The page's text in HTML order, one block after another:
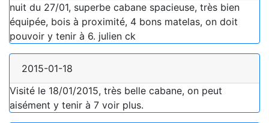
nuit du 27/01, superbe cabane spacieuse, très bien
équipée, bois à proximité, 4 bons matelas, on doit
pouvoir y tenir à 6. julien ck
2015-01-18
Visité le 18/01/2015, très belle cabane, on peut
aisément y tenir à 7 voir plus.